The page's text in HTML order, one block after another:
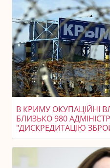
В КРИМУ ОКУПАЦІЙНІ
БЛИЗЬКО 980
"ДИСКРЕДИТАЦІЮ